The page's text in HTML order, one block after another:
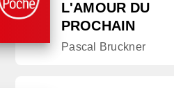
L'AMOUR DU
PROCHAIN
Pascal Bruckner